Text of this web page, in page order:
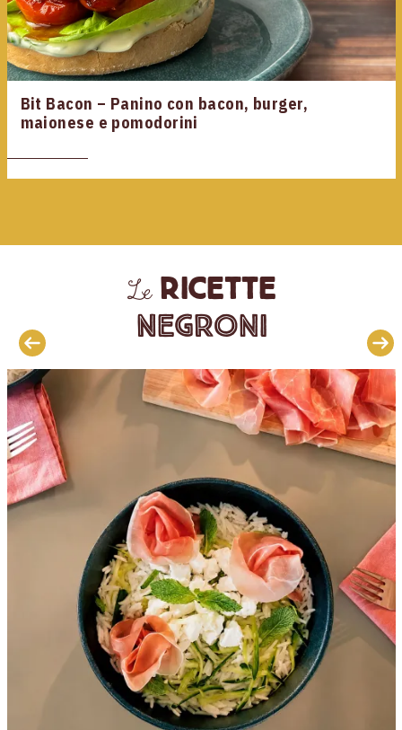
Bit Bacon – Panino con bacon, burger,
maionese e pomodorini
Lericette
Negroni